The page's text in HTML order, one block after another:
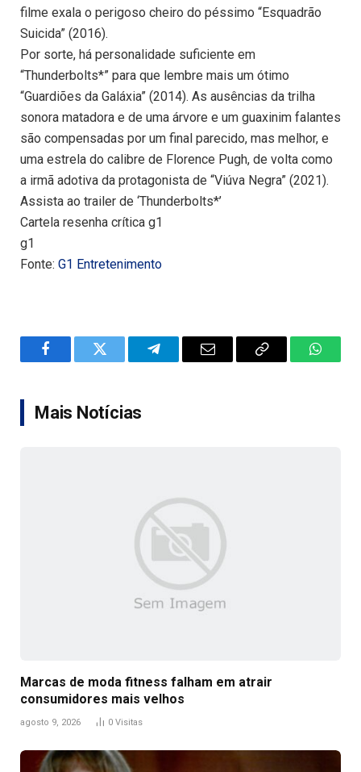
filme exala o perigoso cheiro do péssimo “Esquadrão
Suicida” (2016).
Por sorte, há personalidade suficiente em
“Thunderbolts*” para que lembre mais um ótimo
“Guardiões da Galáxia” (2014). As ausências da trilha
sonora matadora e de uma árvore e um guaxinim falantes
são compensadas por um final parecido, mas melhor, e
uma estrela do calibre de Florence Pugh, de volta como
a irmã adotiva da protagonista de “Viúva Negra” (2021).
Assista ao trailer de ‘Thunderbolts*’
Cartela resenha crítica g1
g1
Fonte: G1 Entretenimento
FacebookTwitter TelegramEmail
Copy
Mais Notícias
Marcas de moda fitness falham em atrair
consumidores mais velhos
agosto 9, 2026 0 Visitas